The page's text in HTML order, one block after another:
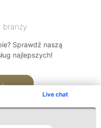
Live chat
branży
Sprawdź naszą
najlepszych!